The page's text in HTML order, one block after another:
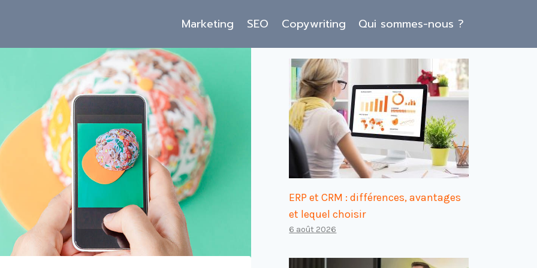
Marketing SEO Copywriting Qui sommes-nous ?
ERP et CRM : différences, avantages
et lequel choisir
6 août 2026